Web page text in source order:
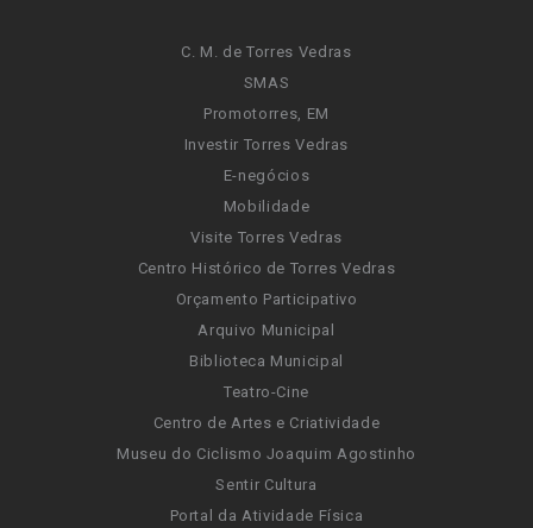
C. M. de Torres Vedras
SMAS
Promotorres, EM
Investir Torres Vedras
E-negócios
Mobilidade
Visite Torres Vedras
Centro Histórico de Torres Vedras
Orçamento Participativo
Arquivo Municipal
Biblioteca Municipal
Teatro-Cine
Centro de Artes e Criatividade
Museu do Ciclismo Joaquim Agostinho
Sentir Cultura
Portal da Atividade Física